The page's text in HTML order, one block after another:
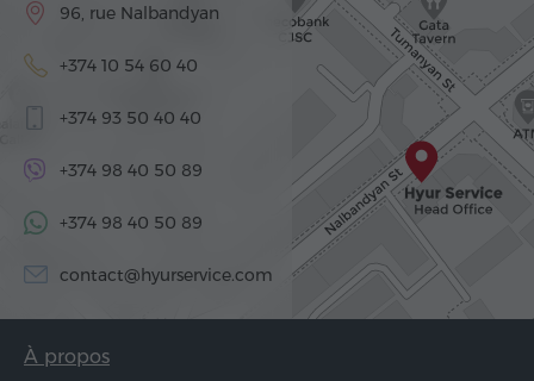
96, rue Nalbandyan
+374 10 54 60 40
+374 93 50 40 40
+374 98 40 50 89
+374 98 40 50 89
contact@hyurservice.com
À propos